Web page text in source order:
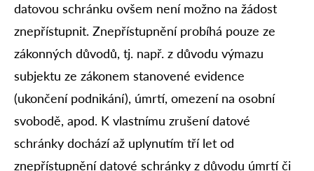
datovou schránku ovšem není možno na žádost
znepřístupnit. Znepřístupnění probíhá pouze ze
zákonných důvodů, tj. např. z důvodu výmazu
subjektu ze zákonem stanovené evidence
(ukončení podnikání), úmrtí, omezení na osobní
svobodě, apod. K vlastnímu zrušení datové
schránky dochází až uplynutím tří let od
znepřístupnění datové schránky z důvodu úmrtí či